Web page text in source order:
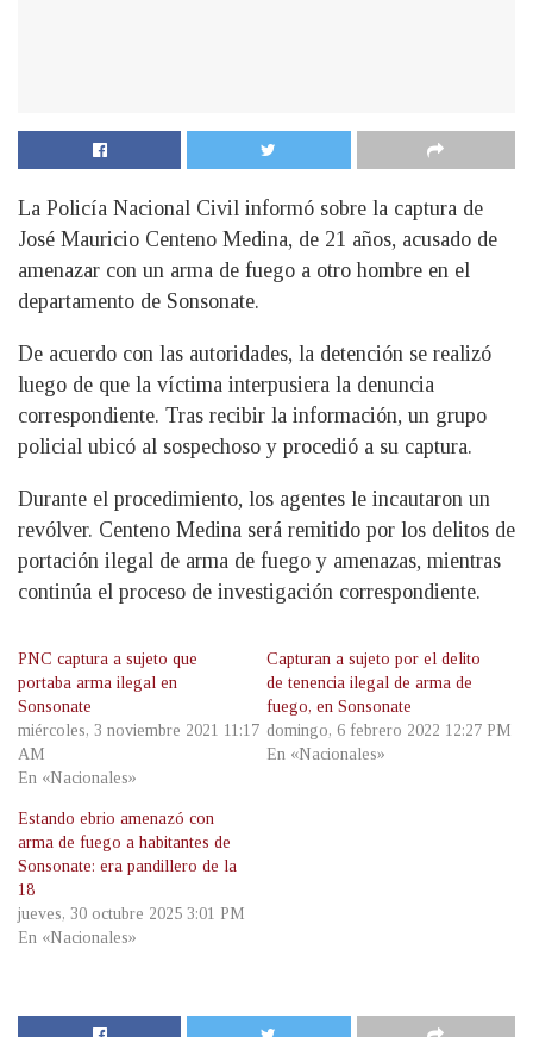
La Policía Nacional Civil informó sobre la captura de
José Mauricio Centeno Medina, de 21 años, acusado de
amenazar con un arma de fuego a otro hombre en el
departamento de Sonsonate.
De acuerdo con las autoridades, la detención se realizó
luego de que la víctima interpusiera la denuncia
correspondiente. Tras recibir la información, un grupo
policial ubicó al sospechoso y procedió a su captura.
Durante el procedimiento, los agentes le incautaron un
revólver. Centeno Medina será remitido por los delitos de
portación ilegal de arma de fuego y amenazas, mientras
continúa el proceso de investigación correspondiente.
PNC captura a sujeto que
portaba arma ilegal en
Sonsonate
miércoles, 3 noviembre 2021 11:17
AM
En «Nacionales»
Capturan a sujeto por el delito
de tenencia ilegal de arma de
fuego, en Sonsonate
domingo, 6 febrero 2022 12:27 PM
En «Nacionales»
Estando ebrio amenazó con
arma de fuego a habitantes de
Sonsonate: era pandillero de la
18
jueves, 30 octubre 2025 3:01 PM
En «Nacionales»